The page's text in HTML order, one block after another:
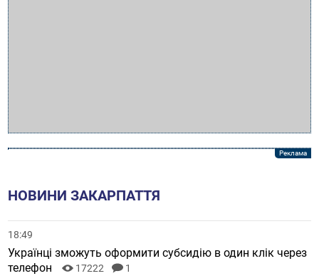
НОВИНИ ЗАКАРПАТТЯ
18:49
Українці зможуть оформити субсидію в один клік через
телефон
17222 1